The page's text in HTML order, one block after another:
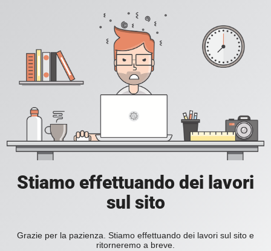
Stiamo effettuando dei lavori
sul sito
Grazie per la pazienza. Stiamo effettuando dei lavori sul sito e
ritorneremo a breve.